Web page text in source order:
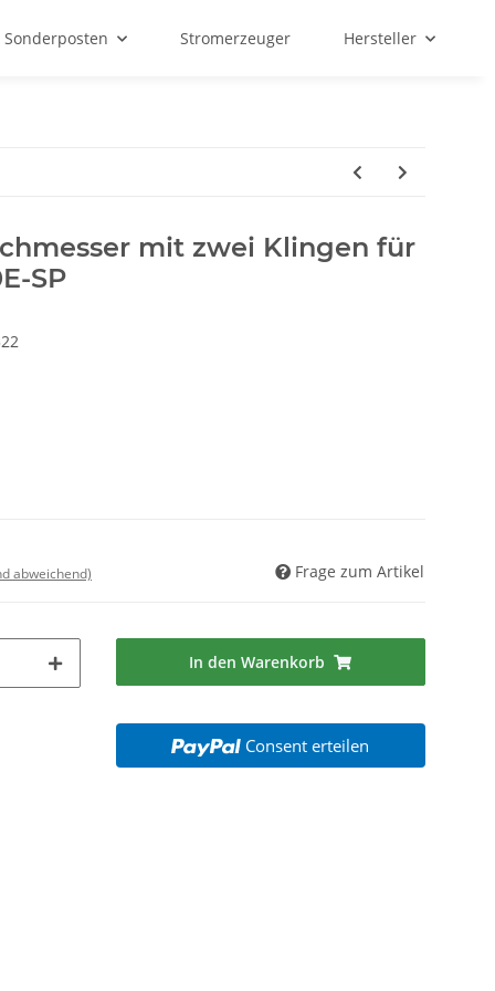
Sonderposten Stromerzeuger Hersteller
mit zwei Klingen für
SP
abweichend) Frage zum Artikel
In den Warenkorb
Consent erteilen